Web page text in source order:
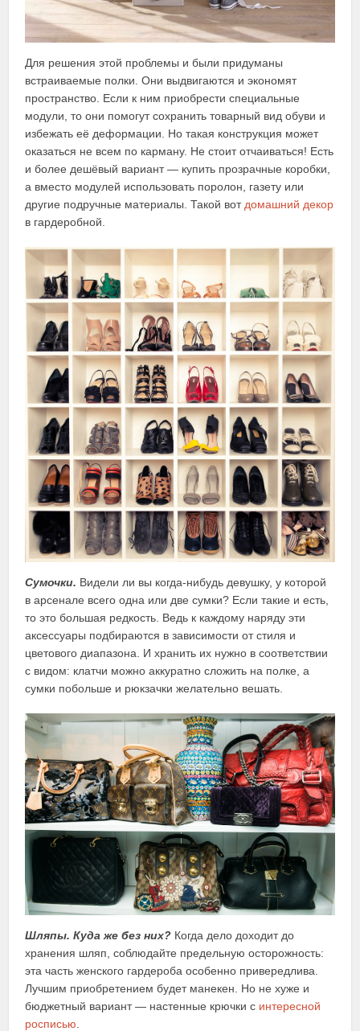
Для решения этой проблемы и были придуманы
встраиваемые полки. Они выдвигаются и экономят
пространство. Если к ним приобрести специальные
модули, то они помогут сохранить товарный вид обуви и
избежать её деформации. Но такая конструкция может
оказаться не всем по карману. Не стоит отчаиваться! Есть
и более дешёвый вариант — купить прозрачные коробки,
а вместо модулей использовать поролон, газету или
другие подручные материалы. Такой вот домашний декор
в гардеробной.
Сумочки. Видели ли вы когда-нибудь девушку, у которой
в арсенале всего одна или две сумки? Если такие и есть,
то это большая редкость. Ведь к каждому наряду эти
аксессуары подбираются в зависимости от стиля и
цветового диапазона. И хранить их нужно в соответствии
с видом: клатчи можно аккуратно сложить на полке, а
сумки побольше и рюкзачки желательно вешать.
Шляпы. Куда же без них? Когда дело доходит до
хранения шляп, соблюдайте предельную осторожность:
эта часть женского гардероба особенно привередлива.
Лучшим приобретением будет манекен. Но не хуже и
бюджетный вариант — настенные крючки с интересной
росписью